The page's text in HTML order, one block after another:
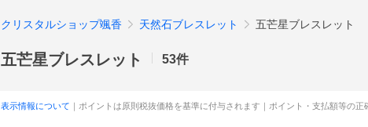
クリスタルショップ颯香 天然石ブレスレット 五芒星ブレスレット
五芒星ブレスレット 53件
表示情報について ｜ポイントは原則税抜価格を基準に付与されます｜ポイント・支払額等の